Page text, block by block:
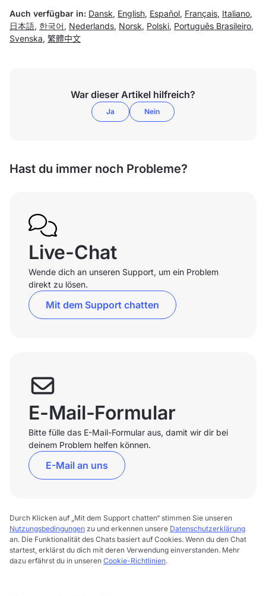
Auch verfügbar in: Dansk, English, Español, Français, Italiano,
日本語, 한국어 , Nederlands, Norsk, Polski, Português Brasileiro,
Svenska, 繁體中文
War dieser Artikel hilfreich?
Ja Nein
Hast du immer noch Probleme?
Live-Chat
Wende dich an unseren Support, um ein Problem
direkt zu lösen.
Mit dem Support chatten
E-Mail-Formular
Bitte fülle das E-Mail-Formular aus, damit wir dir bei
deinem Problem helfen können.
E-Mail an uns
Durch Klicken auf „Mit dem Support chatten“ stimmen Sie unseren
Nutzungsbedingungen zu und erkennen unsere Datenschutzerklärung
an. Die Funktionalität des Chats basiert auf Cookies. Wenn du den Chat
startest, erklärst du dich mit deren Verwendung einverstanden. Mehr
dazu erfährst du in unseren Cookie-Richtlinien.